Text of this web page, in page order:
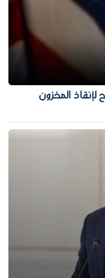
المخزون